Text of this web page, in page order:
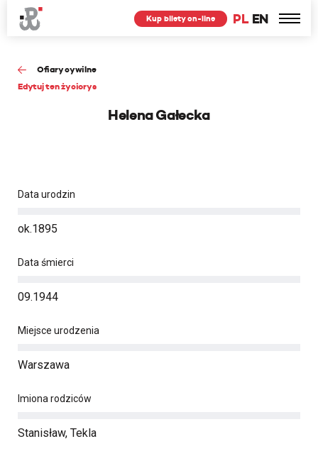
PL EN
Kup bilety on-line
Ofiary cywilne
Edytuj ten życiorys
Helena Gałecka
Data urodzin
ok.1895
Data śmierci
09.1944
Miejsce urodzenia
Warszawa
Imiona rodziców
Stanisław, Tekla